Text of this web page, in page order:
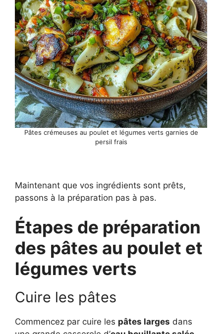
Pâtes crémeuses au poulet et légumes verts garnies de
persil frais
Maintenant que vos ingrédients sont prêts,
passons à la préparation pas à pas.
Étapes de préparation
des pâtes au poulet et
légumes verts
Cuire les pâtes
Commencez par cuire les pâtes larges dans